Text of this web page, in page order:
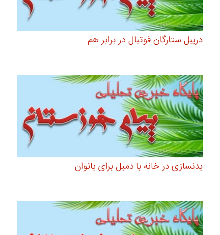
دریبل ستارگان فوتبال در برابر هم
بدنسازی در خانه با دمبل برای بانوان